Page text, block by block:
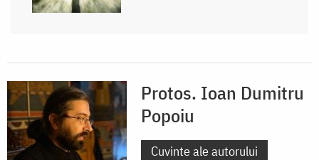
Protos. Ioan Dumitru
Popoiu
Cuvinte ale autorului